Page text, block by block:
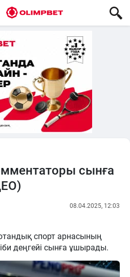
сынға
08.04.2025, 12:03
спорт арнасының
деңгейі сынға ұшырады.